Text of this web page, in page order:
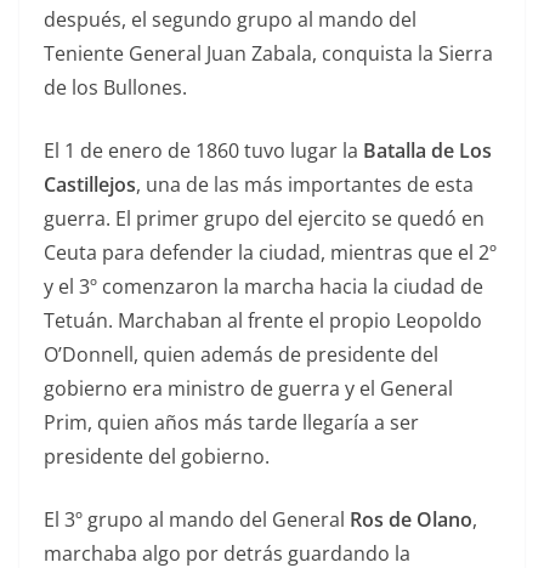
después, el segundo grupo al mando del
Teniente General Juan Zabala, conquista la Sierra
de los Bullones.
El 1 de enero de 1860 tuvo lugar la Batalla de Los
Castillejos, una de las más importantes de esta
guerra. El primer grupo del ejercito se quedó en
Ceuta para defender la ciudad, mientras que el 2º
y el 3º comenzaron la marcha hacia la ciudad de
Tetuán. Marchaban al frente el propio Leopoldo
O’Donnell, quien además de presidente del
gobierno era ministro de guerra y el General
Prim, quien años más tarde llegaría a ser
presidente del gobierno.
El 3º grupo al mando del General Ros de Olano,
marchaba algo por detrás guardando la